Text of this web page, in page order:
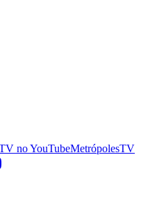
noYouTubeMetrópolesTV